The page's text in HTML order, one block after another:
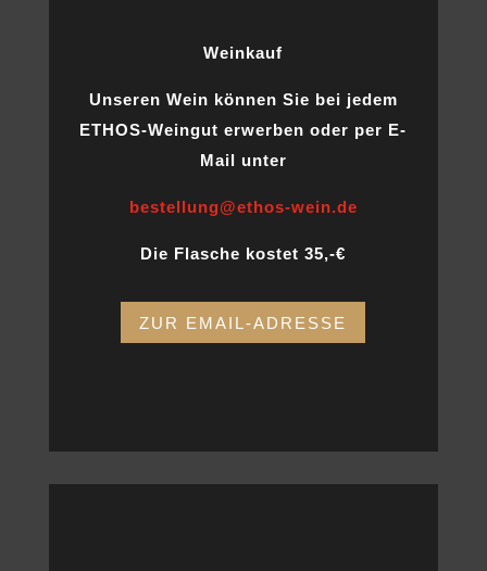
Weinkauf
Unseren Wein können Sie bei jedem
ETHOS-Weingut erwerben oder per E-
Mail unter
bestellung@ethos-wein.de
Die Flasche kostet 35,-€
ZUR EMAIL-ADRESSE